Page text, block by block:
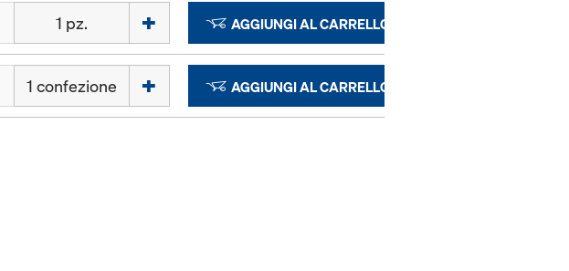
AGGIUNGI AL CARRELLO
AGGIUNGI AL CARRELLO